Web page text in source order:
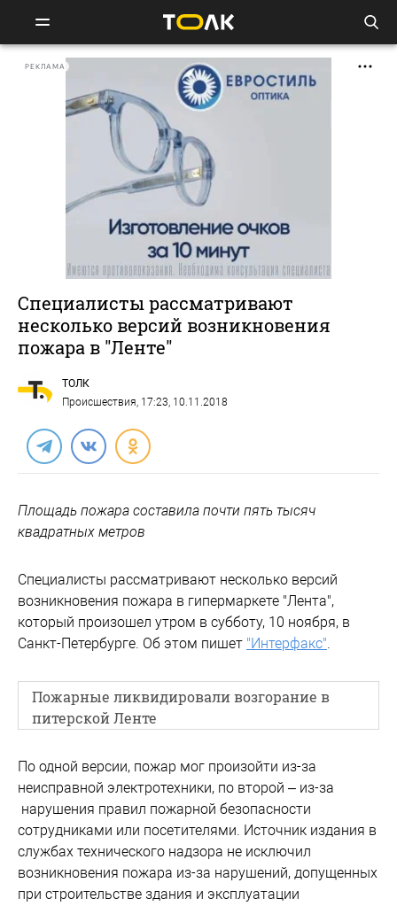
РЕКЛАМА
Специалисты рассматривают
несколько версий возникновения
пожара в "Ленте"
ТОЛК
Происшествия, 17:23, 10.11.2018
Площадь пожара составила почти пять тысяч
квадратных метров
Специалисты рассматривают несколько версий
возникновения пожара в гипермаркете "Лента",
который произошел утром в субботу, 10 ноября, в
Санкт-Петербурге. Об этом пишет "Интерфакс".
Пожарные ликвидировали возгорание в
питерской Ленте
По одной версии, пожар мог произойти из-за
неисправной электротехники, по второй – из-за
нарушения правил пожарной безопасности
сотрудниками или посетителями. Источник издания в
службах технического надзора не исключил
возникновения пожара из-за нарушений, допущенных
при строительстве здания и эксплуатации